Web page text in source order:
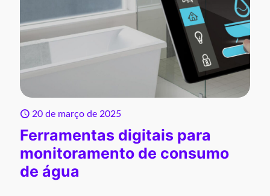
20 de março de 2025
Ferramentas digitais para
monitoramento de consumo
de água